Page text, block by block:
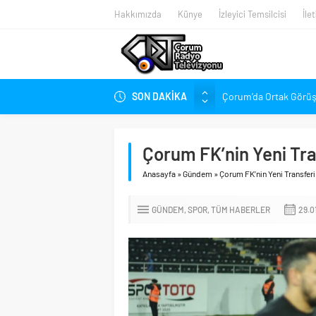
Hakkımızda Künye İzleyici Temsilcisi
SON DAKİKA
Çorum’da Ortak
Belediye Meclisi
Gökel’den Çorum’a:
Kırmızı-Siyahlılarda
Penetra, Süper Lig’in
Stadyumdaki
Çorum FK’nin Yeni
Anasayfa »Gündem »Çorum FK’nin Yeni
GÜNDEM SPOR TÜM HABERLER